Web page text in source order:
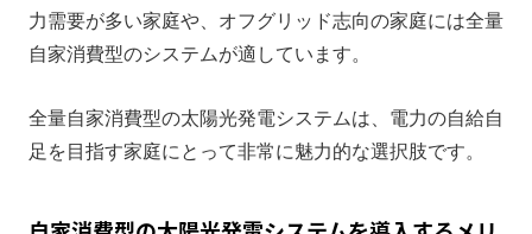
力需要が多い家庭や、オフグリッド志向の家庭には全量
自家消費型のシステムが適しています。
全量自家消費型の太陽光発電システムは、電力の自給自
足を目指す家庭にとって非常に魅力的な選択肢です。